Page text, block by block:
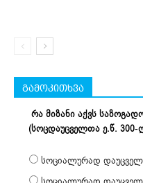
გამოკითხვა
რა მიზანი აქვს
(სოცდაუცველთა ე.წ.
სოციალურად